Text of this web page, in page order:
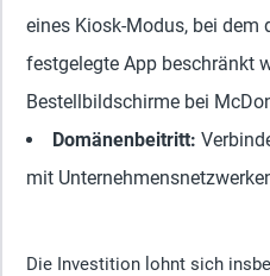
eines Kiosk-Modus, bei dem
festgelegte App beschränkt
Bestellbildschirme bei
Domänenbeitritt:
mit
Die Investition lohnt sich